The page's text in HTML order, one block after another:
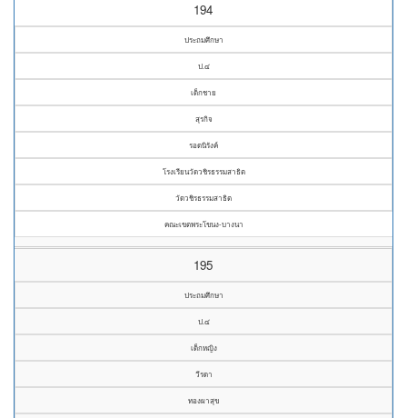
194
ประถมศึกษา
ป.๔
เด็กชาย
สุรกิจ
รอดนิรังค์
โรงเรียนวัดวชิรธรรมสาธิต
วัดวชิรธรรมสาธิต
คณะเขตพระโขนง-บางนา
195
ประถมศึกษา
ป.๔
เด็กหญิง
วีรดา
ทองผาสุข